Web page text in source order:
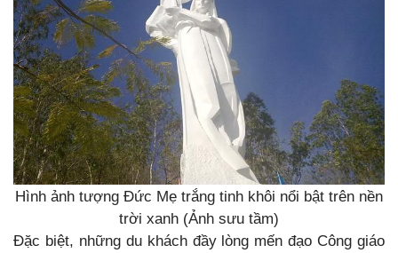
Hình ảnh tượng Đức Mẹ trắng tinh khôi nổi bật trên nền
trời xanh (Ảnh sưu tầm)
Đặc biệt, những du khách đầy lòng mến đạo Công giáo